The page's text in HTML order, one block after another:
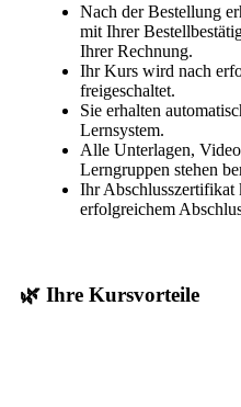
Nach der Bestellung
mit Ihrer
Ihrer Rechnung.
Ihr Kurs wird nach
freigeschaltet.
Sie erhalten
Lernsystem.
Alle Unterlagen,
Lerngruppen stehen
Ihr
erfolgreichem
🌿 Ihre Kursvorteile